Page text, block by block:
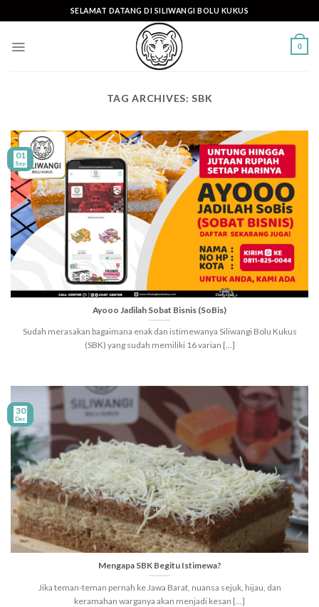
to
SELAMAT DATANG DI SILIWANGI BOLU KUKUS
0
TAG ARCHIVES:SBK
Ayooo Jadilah Sobat Bisnis (SoBis)
Sudah merasakan bagaimana enak dan istimewanya Siliwangi Bolu Kukus
(SBK) yang sudah memiliki 16 varian [...]
01
Sep
Mengapa SBK Begitu Istimewa?
Jika teman-teman pernah ke Jawa Barat, nuansa sejuk, hijau, dan
keramahan warganya akan menjadi kesan [...]
30
Dec